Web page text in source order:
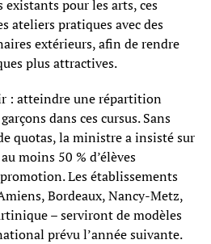
pour les arts, ces
ateliers pratiques avec des
extérieurs, afin de rendre
plus attractives.
: atteindre une répartition
dans ces cursus. Sans
quotas, la ministre a insisté sur
moins 50 % d’élèves
Les établissements
Bordeaux, Nancy-Metz,
– serviront de modèles
prévu l’année suivante.